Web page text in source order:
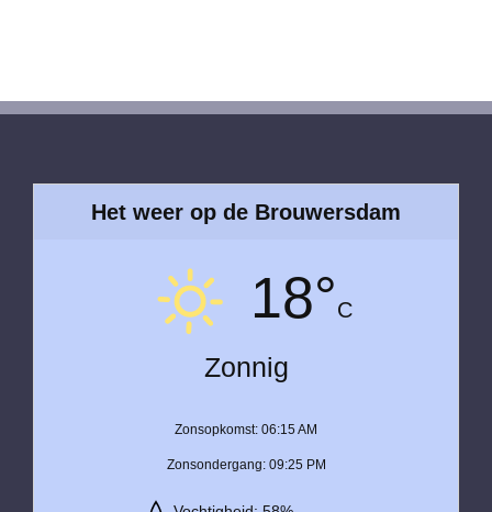
Het weer op de Brouwersdam
18°C
Zonnig
Zonsopkomst: 06:15 AM
Zonsondergang: 09:25 PM